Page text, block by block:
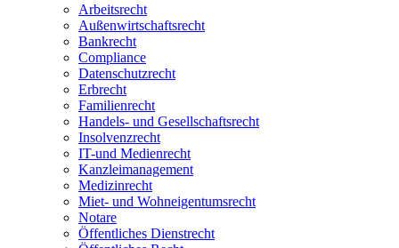
Arbeitsrecht
Außenwirtschaftsrecht
Bankrecht
Compliance
Datenschutzrecht
Erbrecht
Familienrecht
Handels- und Gesellschaftsrecht
Insolvenzrecht
IT-und Medienrecht
Kanzleimanagement
Medizinrecht
Miet- und Wohneigentumsrecht
Notare
Öffentliches Dienstrecht